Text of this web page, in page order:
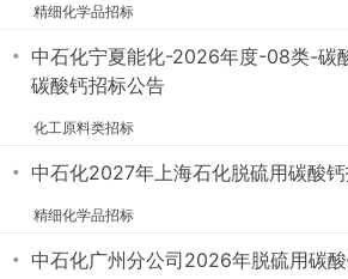
精细化学品招标
・ 中石化宁夏能化-2026年度-08类-碳
碳酸钙招标公告
化工原料类招标
・ 中石化2027年上海石化脱硫用碳酸
精细化学品招标
・ 中石化广州分公司2026年脱硫用碳